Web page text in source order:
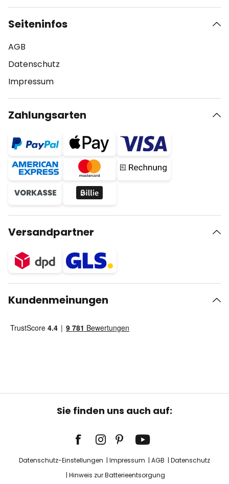
Seiteninfos
AGB
Datenschutz
Impressum
Zahlungsarten
Versandpartner
Kundenmeinungen
Sie finden uns auch auf:
Datenschutz-Einstellungen Impressum AGB
Datenschutz
Hinweis zur Batterieentsorgung